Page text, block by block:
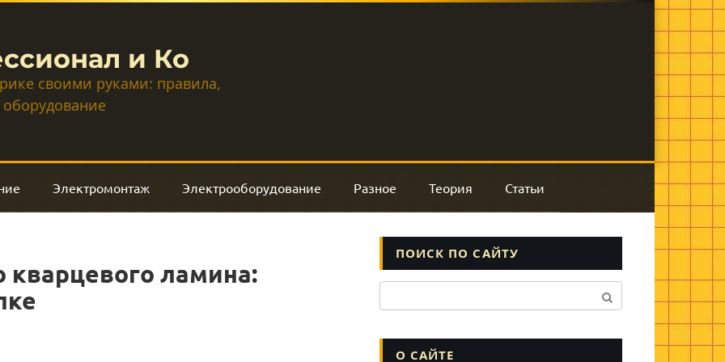
и Ко
своими руками: правила,
Электромонтаж Электрооборудование Разное Теория Статьи
кварцевого ламина:
ПОИСК ПО САЙТУ
О САЙТЕ